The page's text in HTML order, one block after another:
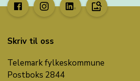
image_search
Skriv til oss
Telemark fylkeskommune
Postboks 2844